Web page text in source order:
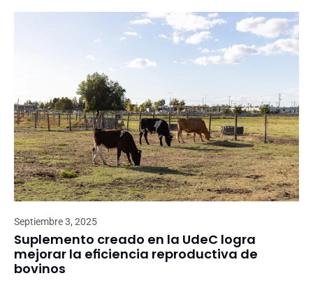
Septiembre 3, 2025
Suplemento creado en la UdeC logra
mejorar la eficiencia reproductiva de
bovinos